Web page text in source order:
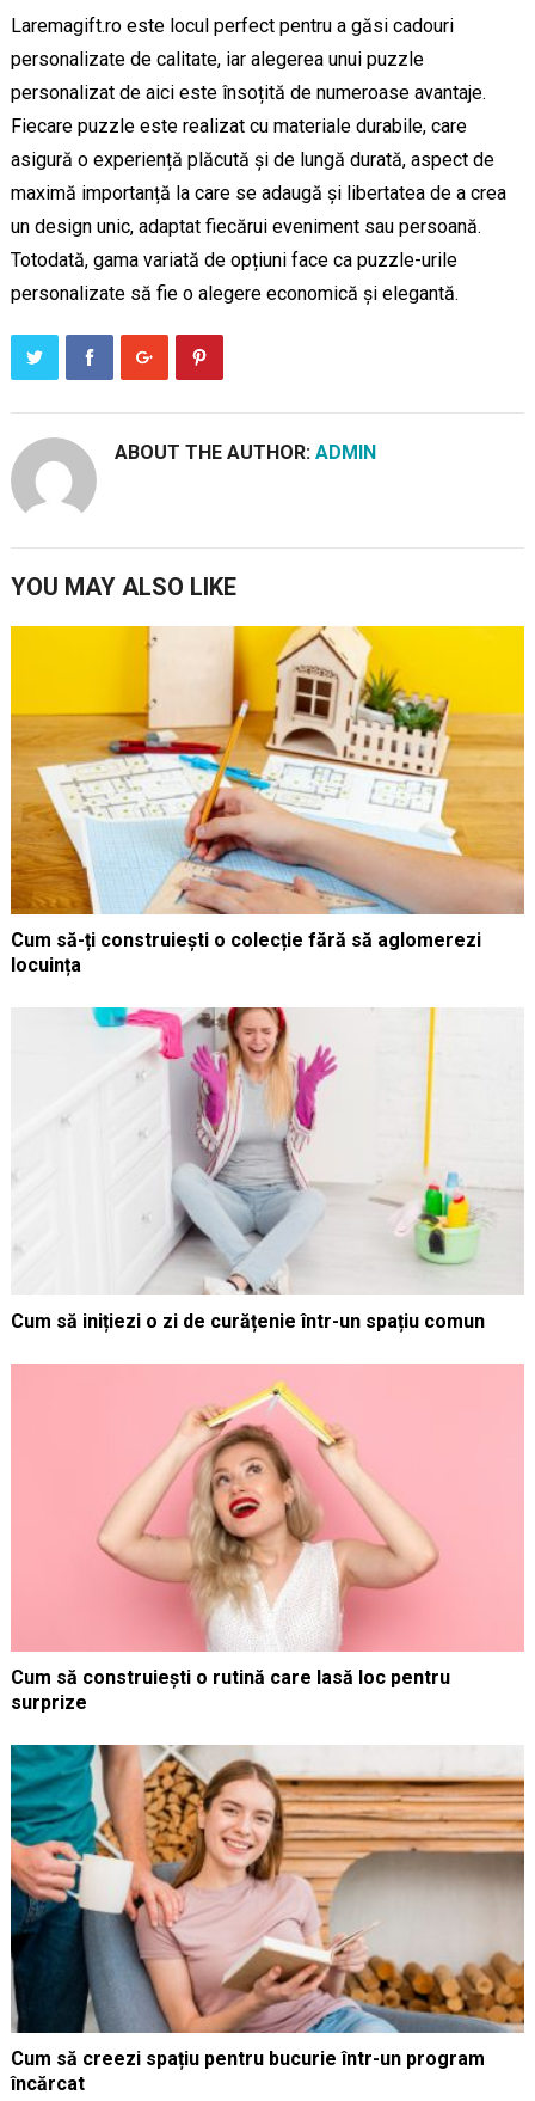
Laremagift.ro este locul perfect pentru a găsi cadouri
personalizate de calitate, iar alegerea unui puzzle
personalizat de aici este însoțită de numeroase avantaje.
Fiecare puzzle este realizat cu materiale durabile, care
asigură o experiență plăcută și de lungă durată, aspect de
maximă importanță la care se adaugă și libertatea de a crea
un design unic, adaptat fiecărui eveniment sau persoană.
Totodată, gama variată de opțiuni face ca puzzle-urile
personalizate să fie o alegere economică și elegantă.
ABOUT THE AUTHOR: ADMIN
YOU MAY ALSO LIKE
Cum să-ți construiești o colecție fără să aglomerezi
locuința
Cum să inițiezi o zi de curățenie într-un spațiu comun
Cum să construiești o rutină care lasă loc pentru
surprize
Cum să creezi spațiu pentru bucurie într-un program
încărcat